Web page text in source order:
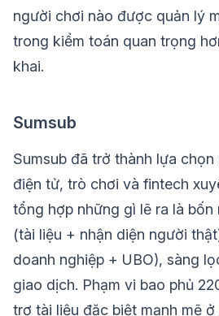
người chơi nào được quản lý
trong kiểm toán quan trọng
khai.
Sumsub
Sumsub đã trở thành lựa
điện tử, trò chơi và fintech
tổng hợp những gì lẽ ra là bốn
(tài liệu + nhận diện người
doanh nghiệp + UBO), sàng
giao dịch. Phạm vi bao phủ
trợ tài liệu đặc biệt mạnh mẽ